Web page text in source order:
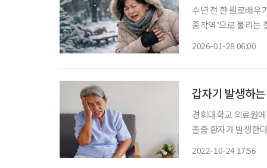
수년 전 한 원로배우
종착역’으로 불리는
2026-01-28 06:00
갑자기 발생하
경희대학교 의료원
졸중 환자가 발생한
2022-10-24 17:56